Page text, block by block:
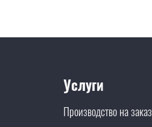
Услуги
Производство на заказ